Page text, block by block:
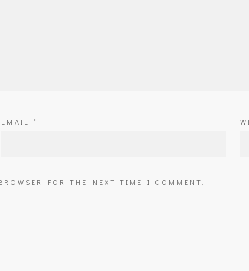
EMAIL *
FOR THE NEXT TIME I COMMENT.